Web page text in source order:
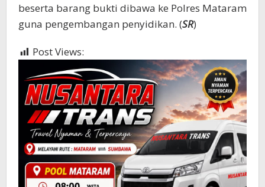
beserta barang bukti dibawa ke Polres Mataram
guna pengembangan penyidikan. (SR)
Post Views: